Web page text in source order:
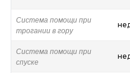
Система помощи при
трогании в гору
Система помощи при
спуске